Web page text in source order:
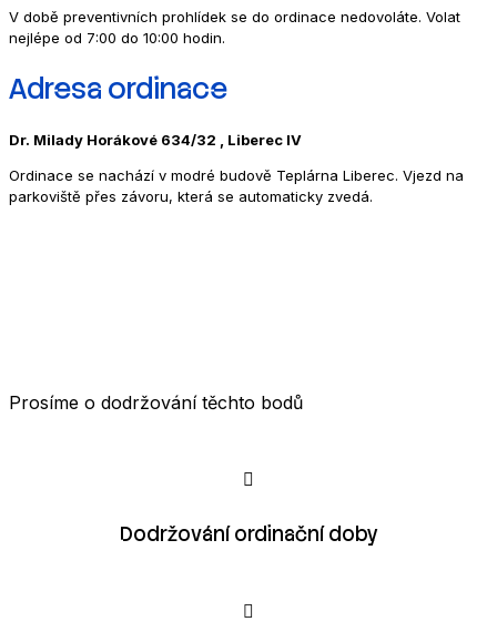
V době preventivních prohlídek se do ordinace nedovoláte. Volat
nejlépe od 7:00 do 10:00 hodin.
Adresa ordinace
Dr. Milady Horákové 634/32 , Liberec IV
Ordinace se nachází v modré budově Teplárna Liberec. Vjezd na
parkoviště přes závoru, která se automaticky zvedá.
Prosíme o dodržování těchto bodů
Dodržování ordinační doby